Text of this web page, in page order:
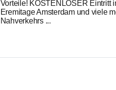
Vorteile! KOSTENLOSER Eintritt
Eremitage Amsterdam und viele
Nahverkehrs ...